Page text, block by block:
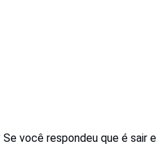
você respondeu que é sair e